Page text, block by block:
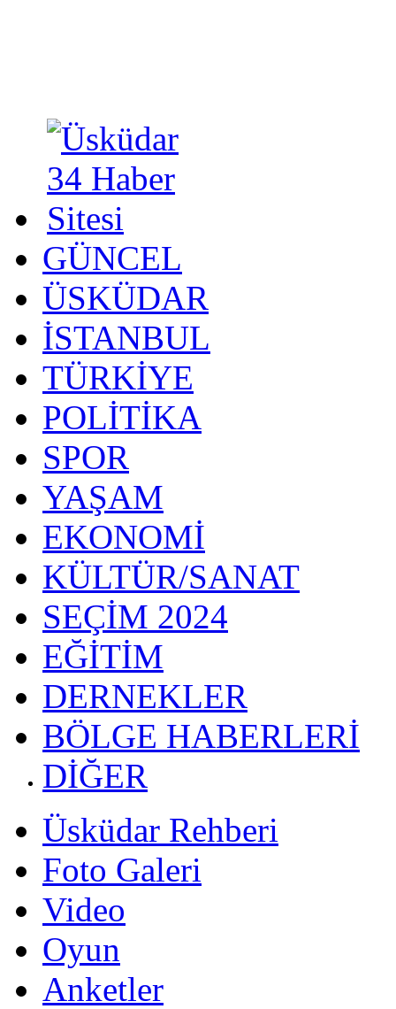
GÜNCEL
ÜSKÜDAR
İSTANBUL
TÜRKİYE
POLİTİKA
SPOR
YAŞAM
EKONOMİ
KÜLTÜR/SANAT
SEÇİM 2024
EĞİTİM
DERNEKLER
BÖLGE HABERLERİ
DİĞER
Üsküdar Rehberi
Foto Galeri
Video
Oyun
Anketler